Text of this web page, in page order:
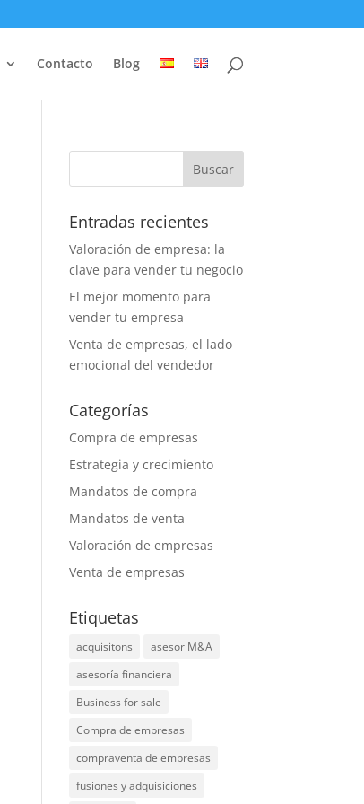
Contacto Blog
Entradas recientes
Valoración de empresa: la
clave para vender tu negocio
El mejor momento para
vender tu empresa
Venta de empresas, el lado
emocional del vendedor
Categorías
Compra de empresas
Estrategia y crecimiento
Mandatos de compra
Mandatos de venta
Valoración de empresas
Venta de empresas
Etiquetas
acquisitons
asesor M&A
asesoría financiera
Business for sale
Compra de empresas
compraventa de empresas
fusiones y adquisiciones